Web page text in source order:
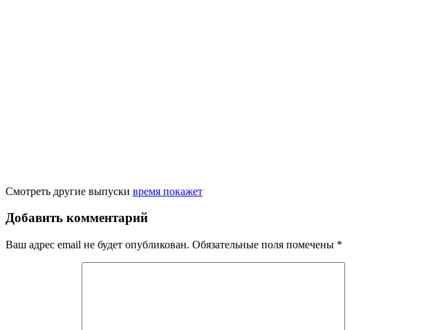
Смотреть другие выпуски время покажет
Добавить комментарий
Ваш адрес email не будет опубликован. Обязательные поля помечены *